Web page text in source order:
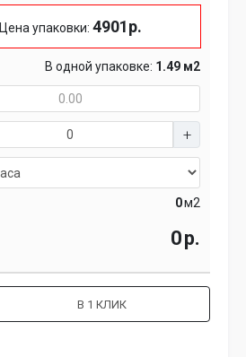
Цена упаковки: 4901р.
В одной упаковке: 1.49 м2
м2
р.
В 1 КЛИК